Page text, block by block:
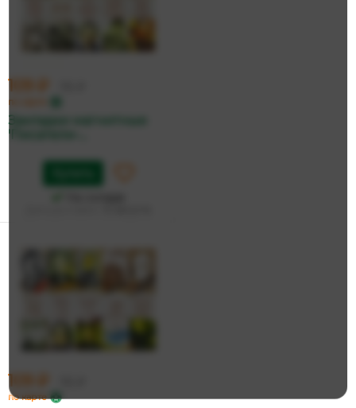
109 ₽
по карте
Закладки магнитные
'Писатели-...
109 ₽
по карте